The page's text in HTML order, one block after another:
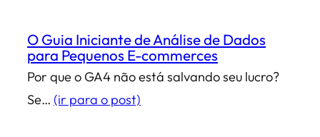
O Guia Iniciante de Análise de Dados
para Pequenos E-commerces
Por que o GA4 não está salvando seu lucro?
Se… (ir para o post)